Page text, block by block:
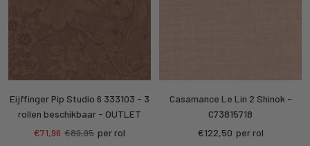
Eijffinger Pip Studio 6 333103 - 3
rollen beschikbaar - OUTLET
Sale
€71,96 Regular
€89,95 per rol
Casamance Le Lin 2 Shinok -
C73815718
Sale
€122,50 per rol